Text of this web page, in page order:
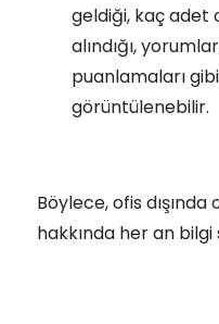
geldiği, kaç adet
alındığı,
puanlamaları
görüntülenebilir.
Böylece, ofis
hakkında her an bilgi